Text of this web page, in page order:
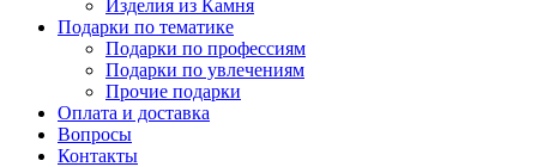
Изделия из Камня
Подарки по тематике
Подарки по профессиям
Подарки по увлечениям
Прочие подарки
Оплата и доставка
Вопросы
Контакты